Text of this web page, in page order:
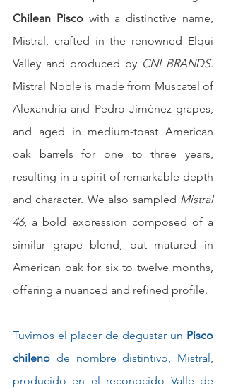
Chilean Pisco with a distinctive name,
Mistral, crafted in the renowned Elqui
Valley and produced by CNI BRANDS.
Mistral Noble is made from Muscatel of
Alexandria and Pedro Jiménez grapes,
and aged in medium-toast American
oak barrels for one to three years,
resulting in a spirit of remarkable depth
and character. We also sampled Mistral
46, a bold expression composed of a
similar grape blend, but matured in
American oak for six to twelve months,
offering a nuanced and refined profile.
Tuvimos el placer de degustar un Pisco
chileno de nombre distintivo, Mistral,
producido en el reconocido Valle de